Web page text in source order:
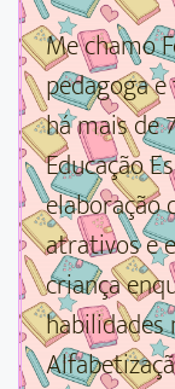
Me chamo
pedagoga
há mais de
Educação
elaboração
atrativos e
criança
habilidades